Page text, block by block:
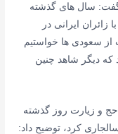
سال های گذشته
ایرانی در
از سعودی ها خواستیم
که دیگر شاهد چنین
و زیارت روز گذشته
کرد، توضیح داد: